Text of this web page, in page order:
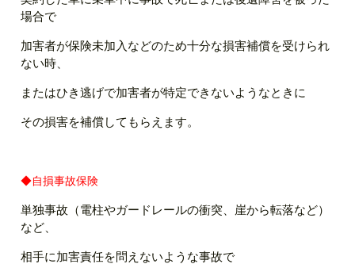
場合で
加害者が保険未加入などのため十分な損害補償を受けられ
ない時、
またはひき逃げで加害者が特定できないようなときに
その損害を補償してもらえます。
◆自損事故保険
単独事故（電柱やガードレールの衝突、崖から転落など）
など、
相手に加害責任を問えないような事故で